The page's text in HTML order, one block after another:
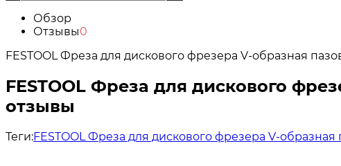
Обзор
Отзывы0
FESTOOL Фреза для дискового фрезера V-образная
FESTOOL Фреза для дискового
отзывы
Теги:FESTOOL Фреза для дискового фрезера V-образная